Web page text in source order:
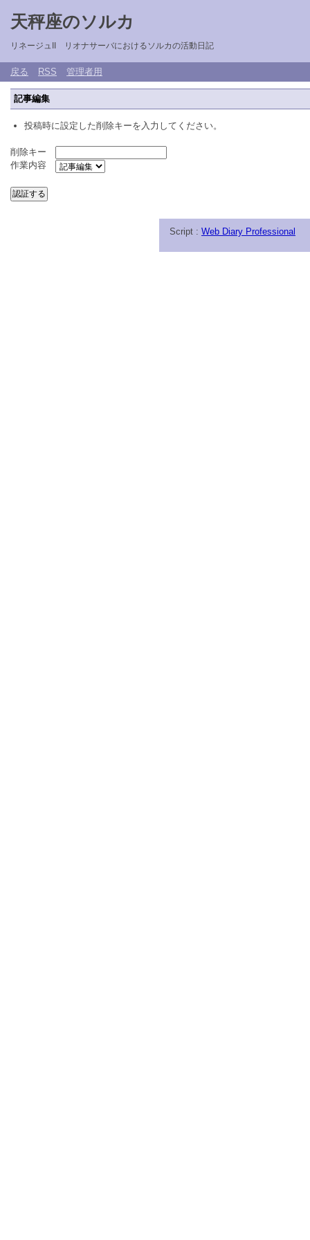
天秤座のソルカ
リネージュII リオナサーバにおけるソルカの活動日記
戻る RSS 管理者用
記事編集
投稿時に設定した削除キーを入力してください。
削除キー
作業内容
Script : Web Diary Professional